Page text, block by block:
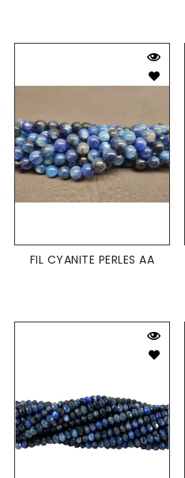
FIL CYANITE PERLES AA